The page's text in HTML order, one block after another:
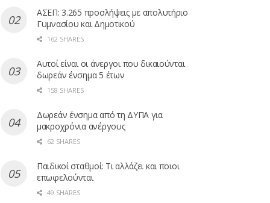
ΑΣΕΠ: 3.265 προσλήψεις με απολυτήριο
Γυμνασίου και Δημοτικού
162 SHARES
Αυτοί είναι οι άνεργοι που δικαιούνται
δωρεάν ένσημα 5 έτων
158 SHARES
Δωρεάν ένσημα από τη ΔΥΠΑ για
μακροχρόνια ανέργους
62 SHARES
Παιδικοί σταθμοί: Τι αλλάζει και ποιοι
επωφελούνται
49 SHARES